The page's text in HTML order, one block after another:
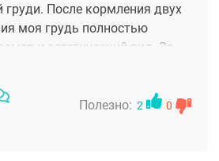
После кормления двух
моя грудь полностью
и эстетический вид. За
наблюдала очень
вот наконец решилась
Очень переживала с
Полезно: 2 0